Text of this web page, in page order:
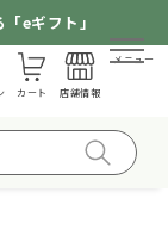
eギフト」
カート 店舗情報
メニュー